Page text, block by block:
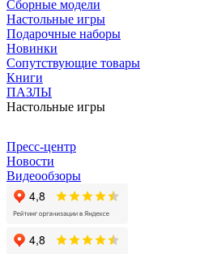
Сборные модели
Настольные игры
Подарочные наборы
Новинки
Сопутствующие товары
Книги
ПАЗЛЫ
Настольные игры
Пресс-центр
Новости
Видеообзоры